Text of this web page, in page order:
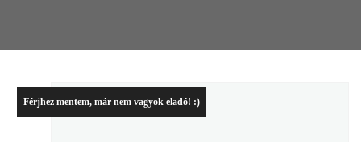
Férjhez mentem, már nem vagyok eladó! :)